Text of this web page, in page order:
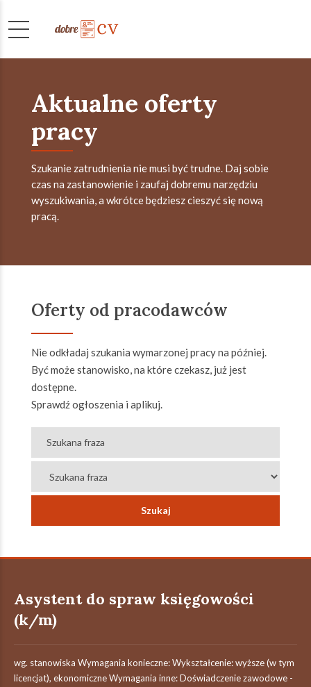
Aktualne oferty
pracy
Szukanie zatrudnienia nie musi być trudne. Daj sobie
czas na zastanowienie i zaufaj dobremu narzędziu
wyszukiwania, a wkrótce będziesz cieszyć się nową
pracą.
Oferty od pracodawców
Nie odkładaj szukania wymarzonej pracy na później.
Być może stanowisko, na które czekasz, już jest
dostępne.
Sprawdź ogłoszenia i aplikuj.
Asystent do spraw księgowości
(k/m)
wg. stanowiska Wymagania konieczne: Wykształcenie: wyższe (w tym
licencjat), ekonomiczne Wymagania inne: Doświadczenie zawodowe -